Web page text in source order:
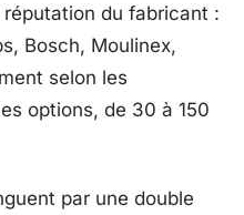
du fabricant :
Bosch, Moulinex,
selon les
options, de 30 à 150
par une double